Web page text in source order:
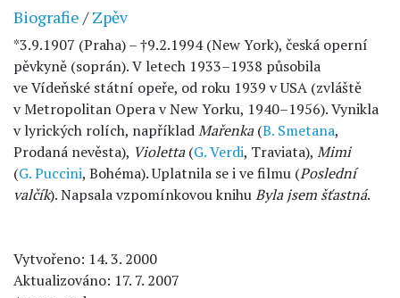
Biografie /Zpěv
*3.9.1907 (Praha) – †9.2.1994 (New York), česká operní
pěvkyně (soprán). V letech 1933–1938 působila
ve Vídeňské státní opeře, od roku 1939 v USA (zvláště
v Metropolitan Opera v New Yorku, 1940–1956). Vynikla
v lyrických rolích, napříkladMařenka(B. Smetana,
Prodaná nevěsta), Violetta(G. Verdi, Traviata), Mimi
(G. Puccini, Bohéma). Uplatnila se i ve filmu (Poslední
valčík). Napsala vzpomínkovou knihuByla jsem šťastná.
Vytvořeno: 14. 3. 2000
Aktualizováno: 17. 7. 2007